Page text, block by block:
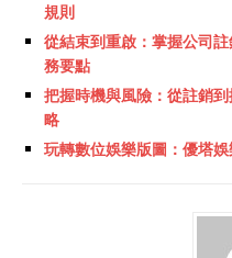
規則
從結束到重啟：掌握公司
務要點
把握時機與風險：從註銷
略
玩轉數位娛樂版圖：優塔